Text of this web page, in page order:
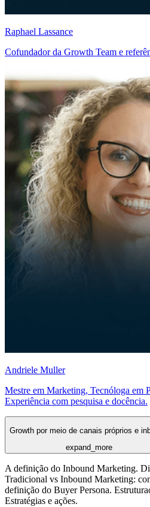
Raphael Lassance
Cofundador da Growth Team e
Andriele Muller
Mestre em Marketing, Tecnóloga em
Experiência com pesquisa e docência.
Growth por meio de canais próprios e
expand_more
A definição do Inbound Marketing.
Tradicional vs Inbound Marketing:
definição do Buyer Persona.
Estratégias e ações.